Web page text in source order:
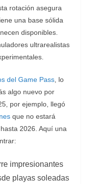
rotación asegura
una base sólida
disponibles.
ultrarealistas
del Game Pass , lo
algo nuevo por
por ejemplo, llegó
que no estará
2026. Aquí una
impresionantes
playas soleadas